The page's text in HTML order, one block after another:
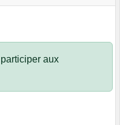
aux